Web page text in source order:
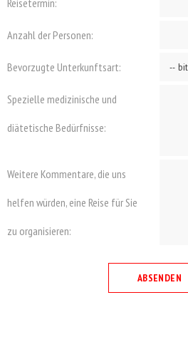
Reisetermin:
Anzahl der Personen:
Bevorzugte Unterkunftsart:
Spezielle medizinische und
diätetische Bedürfnisse:
Weitere Kommentare, die uns
helfen würden, eine Reise für Sie
zu organisieren: